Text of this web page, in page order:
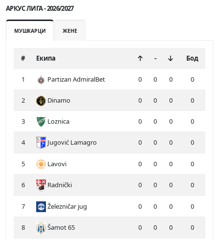
АРКУС ЛИГА - 2026/2027
МУШКАРЦИ ЖЕНЕ
# Екипа - Бод
1 Partizan AdmiralBet 0 0 0 0
2 Dinamo 0 0 0 0
3 Loznica 0 0 0 0
4 Jugović Lamagro 0 0 0 0
5 Lavovi 0 0 0 0
6 Radnički 0 0 0 0
7 Železničar jug 0 0 0 0
8 Šamot 65 0 0 0 0